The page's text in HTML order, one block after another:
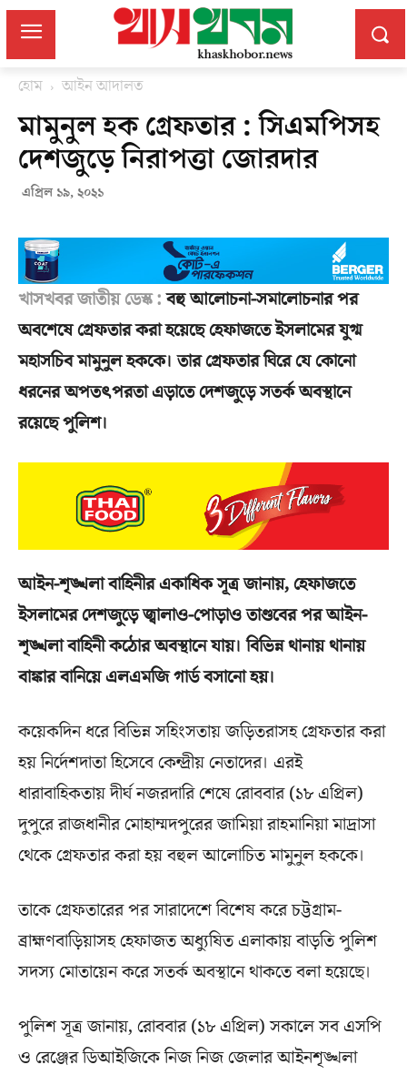
হোম আইন আদালত
মামুনুল হক গ্রেফতার : সিএমপিসহ
দেশজুড়ে নিরাপত্তা জোরদার
এপ্রিল ১৯, ২০২১
খাসখবর জাতীয় ডেস্ক :বহু আলোচনা-সমালোচনার পর
অবশেষে গ্রেফতার করা হয়েছে হেফাজতে ইসলামের যুগ্ম
মহাসচিব মামুনুল হককে। তার গ্রেফতার ঘিরে যে কোনো
ধরনের অপতৎপরতা এড়াতে দেশজুড়ে সতর্ক অবস্থানে
রয়েছে পুলিশ।
আইন-শৃঙ্খলা বাহিনীর একাধিক সূত্র জানায়, হেফাজতে
ইসলামের দেশজুড়ে জ্বালাও-পোড়াও তাণ্ডবের পর আইন-
শৃঙ্খলা বাহিনী কঠোর অবস্থানে যায়। বিভিন্ন থানায় থানায়
বাঙ্কার বানিয়ে এলএমজি গার্ড বসানো হয়।
কয়েকদিন ধরে বিভিন্ন সহিংসতায় জড়িতরাসহ গ্রেফতার করা
হয় নির্দেশদাতা হিসেবে কেন্দ্রীয় নেতাদের। এরই
ধারাবাহিকতায় দীর্ঘ নজরদারি শেষে রোববার (১৮ এপ্রিল)
দুপুরে রাজধানীর মোহাম্মদপুরের জামিয়া রাহমানিয়া মাদ্রাসা
থেকে গ্রেফতার করা হয় বহুল আলোচিত মামুনুল হককে।
তাকে গ্রেফতারের পর সারাদেশে বিশেষ করে চট্টগ্রাম-
ব্রাহ্মণবাড়িয়াসহ হেফাজত অধ্যুষিত এলাকায় বাড়তি পুলিশ
সদস্য মোতায়েন করে সতর্ক অবস্থানে থাকতে বলা হয়েছে।
পুলিশ সূত্র জানায়, রোববার (১৮ এপ্রিল) সকালে সব এসপি
ও রেঞ্জের ডিআইজিকে নিজ নিজ জেলার আইনশৃঙ্খলা